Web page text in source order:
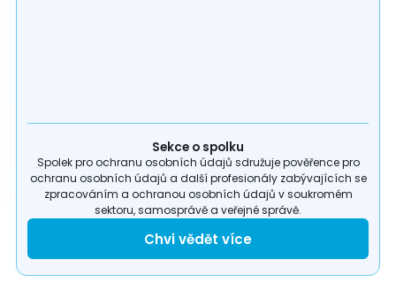
Sekce o spolku
Spolek pro ochranu osobních údajů sdružuje pověřence pro
ochranu osobních údajů a další profesionály zabývajících se
zpracováním a ochranou osobních údajů v soukromém
sektoru, samosprávě a veřejné správě.
Chvi vědět více